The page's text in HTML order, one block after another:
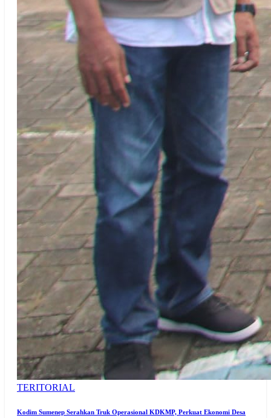
TERITORIAL
Kodim Sumenep Serahkan Truk Operasional KDKMP, Perkuat Ekonomi Desa